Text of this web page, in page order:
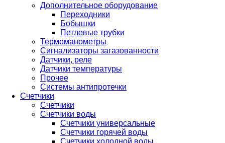
Дополнительное оборудование
Переходники
Бобышки
Петлевые трубки
Термоманометры
Сигнализаторы загазованности
Датчики, реле
Датчики температуры
Прочее
Системы антипротечки
Счетчики
Счетчики
Счетчики воды
Счетчики универсальные
Счетчики горячей воды